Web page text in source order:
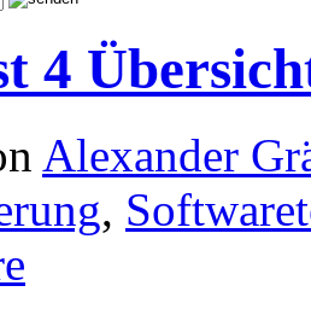
4
Alexander
,